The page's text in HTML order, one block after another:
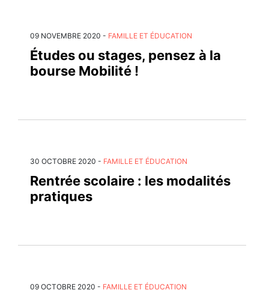
09 NOVEMBRE 2020 - FAMILLE ET ÉDUCATION
Études ou stages, pensez à la
bourse Mobilité !
30 OCTOBRE 2020 - FAMILLE ET ÉDUCATION
Rentrée scolaire : les modalités
pratiques
09 OCTOBRE 2020 - FAMILLE ET ÉDUCATION